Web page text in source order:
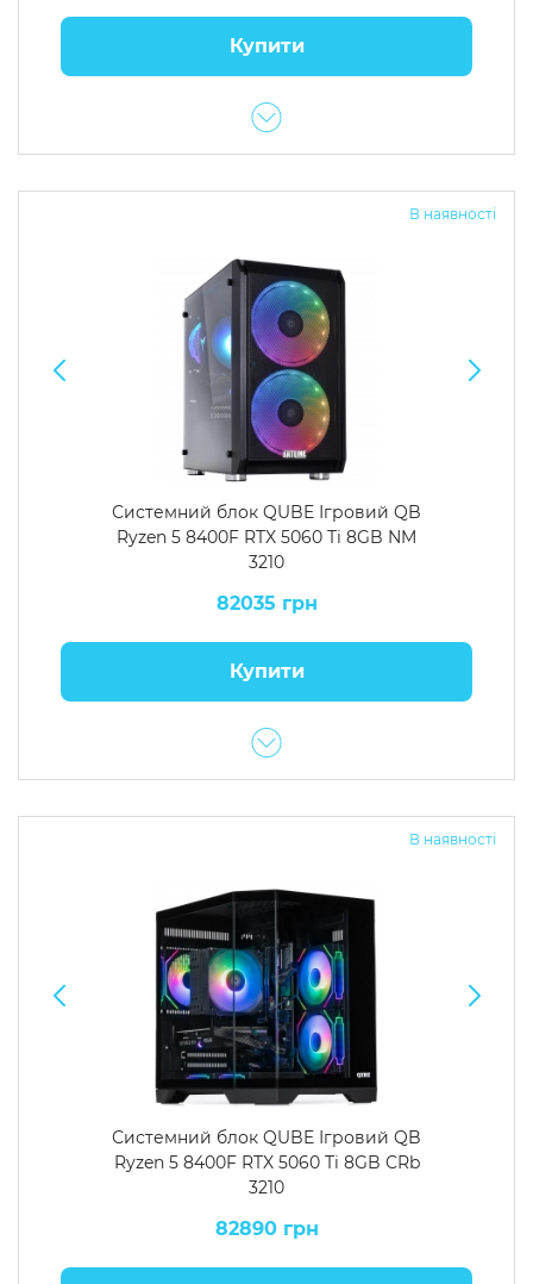
Купити
В наявності
Системний блок QUBE Ігровий QB
Ryzen 5 8400F RTX 5060 Ti 8GB NM
3210
82035 грн
Купити
В наявності
Системний блок QUBE Ігровий QB
Ryzen 5 8400F RTX 5060 Ti 8GB CRb
3210
82890 грн